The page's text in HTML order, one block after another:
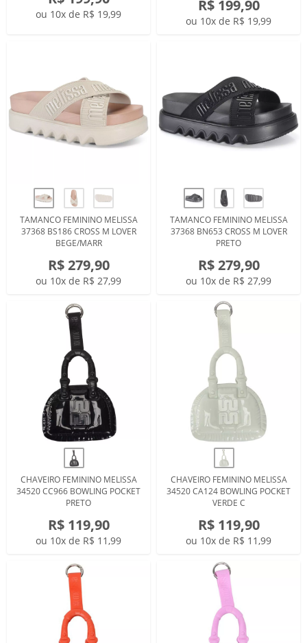
ou 10x de R$ 19,99 R$ 199,90
ou 10x de R$ 19,99
TAMANCO FEMININO MELISSA
37368 BS186 CROSS M LOVER
BEGE/MARR
R$ 279,90
ou 10x de R$ 27,99
TAMANCO FEMININO MELISSA
37368 BN653 CROSS M LOVER
PRETO
R$ 279,90
ou 10x de R$ 27,99
CHAVEIRO FEMININO MELISSA
34520 CC966 BOWLING POCKET
PRETO
R$ 119,90
ou 10x de R$ 11,99
CHAVEIRO FEMININO MELISSA
34520 CA124 BOWLING POCKET
VERDE C
R$ 119,90
ou 10x de R$ 11,99